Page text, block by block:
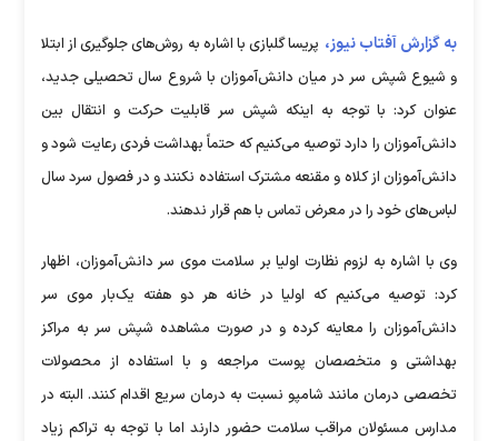
به گزارش آفتاب نیوز، پریسا گلبازی با اشاره به روش‌های جلوگیری از ابتلا
و شیوع شپش سر در میان دانش‌آموزان با شروع سال تحصیلی جدید،
عنوان کرد: با توجه به اینکه شپش سر قابلیت حرکت و انتقال بین
دانش‌آموزان را دارد توصیه می‌کنیم که حتماً بهداشت فردی رعایت شود و
دانش‌آموزان از کلاه و مقنعه مشترک استفاده نکنند و در فصول سرد سال
لباس‌های خود را در معرض تماس با هم قرار ندهند.
وی با اشاره به لزوم نظارت اولیا بر سلامت موی سر دانش‌آموزان، اظهار
کرد: توصیه می‌کنیم که اولیا در خانه هر دو هفته یک‌بار موی سر
دانش‌آموزان را معاینه کرده و در صورت مشاهده شپش سر به مراکز
بهداشتی و متخصصان پوست مراجعه و با استفاده از محصولات
تخصصی درمان مانند شامپو نسبت به درمان سریع اقدام کنند. البته در
مدارس مسئولان مراقب سلامت حضور دارند اما با توجه به تراکم زیاد